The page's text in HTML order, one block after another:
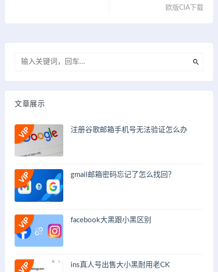
欧版CIA下载
文章展示
注册谷歌邮箱手机号无法验证怎么办
gmail邮箱密码忘记了怎么找回？
facebook大黑跟小黑区别
ins真人号出售大小黑耐用老CK